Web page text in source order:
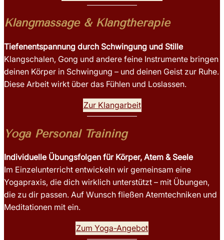
Klangmassage & Klangtherapie
Tiefenentspannung durch Schwingung und Stille
Klangschalen, Gong und andere feine Instrumente bringen
deinen Körper in Schwingung – und deinen Geist zur Ruhe.
Diese Arbeit wirkt über das Fühlen und Loslassen.
Zur Klangarbeit
Yoga Personal Training
Individuelle Übungsfolgen für Körper, Atem & Seele
Im Einzelunterricht entwickeln wir gemeinsam eine
Yogapraxis, die dich wirklich unterstützt – mit Übungen,
die zu dir passen. Auf Wunsch fließen Atemtechniken und
Meditationen mit ein.
Zum Yoga-Angebot